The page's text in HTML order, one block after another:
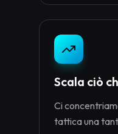
Scala ciò
Ci
tattica una